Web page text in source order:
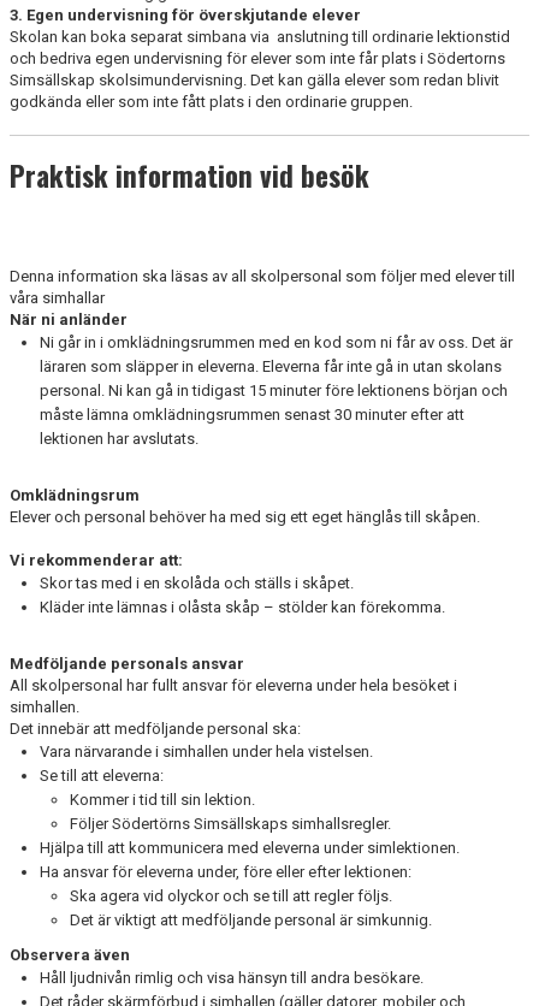
3. Egen undervisning för överskjutande elever
Skolan kan boka separat simbana via anslutning till ordinarie lektionstid
och bedriva egen undervisning för elever som inte får plats i Södertorns
Simsällskap skolsimundervisning. Det kan gälla elever som redan blivit
godkända eller som inte fått plats i den ordinarie gruppen.
Praktisk information vid besök
Denna information ska läsas av all skolpersonal som följer med elever till
våra simhallar
När ni anländer
Ni går in i omklädningsrummen med en kod som ni får av oss. Det är
läraren som släpper in eleverna. Eleverna får inte gå in utan skolans
personal. Ni kan gå in tidigast 15 minuter före lektionens början och
måste lämna omklädningsrummen senast 30 minuter efter att
lektionen har avslutats.
Omklädningsrum
Elever och personal behöver ha med sig ett eget hänglås till skåpen.
Vi rekommenderar att:
Skor tas med i en skolåda och ställs i skåpet.
Kläder inte lämnas i olåsta skåp – stölder kan förekomma.
Medföljande personals ansvar
All skolpersonal har fullt ansvar för eleverna under hela besöket i
simhallen.
Det innebär att medföljande personal ska:
Vara närvarande i simhallen under hela vistelsen.
Se till att eleverna:
Kommer i tid till sin lektion.
Följer Södertörns Simsällskaps simhallsregler.
Hjälpa till att kommunicera med eleverna under simlektionen.
Ha ansvar för eleverna under, före eller efter lektionen:
Ska agera vid olyckor och se till att regler följs.
Det är viktigt att medföljande personal är simkunnig.
Observera även
Håll ljudnivån rimlig och visa hänsyn till andra besökare.
Det råder skärmförbud i simhallen (gäller datorer, mobiler och